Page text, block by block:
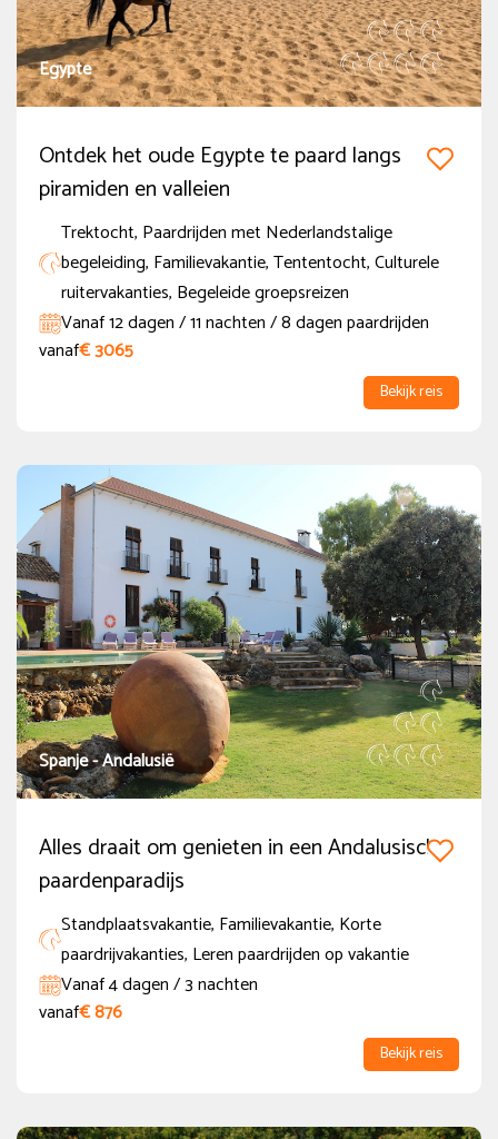
Egypte
Ontdek het oude Egypte te paard langs
piramiden en valleien
Trektocht, Paardrijden met Nederlandstalige
begeleiding, Familievakantie, Tententocht, Culturele
ruitervakanties, Begeleide groepsreizen
Vanaf 12 dagen / 11 nachten / 8 dagen paardrijden
vanaf€ 3065
Bekijk reis
Spanje - Andalusië
Alles draait om genieten in een Andalusisch
paardenparadijs
Standplaatsvakantie, Familievakantie, Korte
paardrijvakanties, Leren paardrijden op vakantie
Vanaf 4 dagen / 3 nachten
vanaf€ 876
Bekijk reis